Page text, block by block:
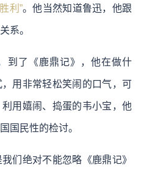
利”。他当然知道鲁迅，他跟
系。
到了《鹿鼎记》，他在做什
用非常轻松笑闹的口气，可
用嬉闹、捣蛋的韦小宝，他
国民性的检讨。
们绝对不能忽略《鹿鼎记》